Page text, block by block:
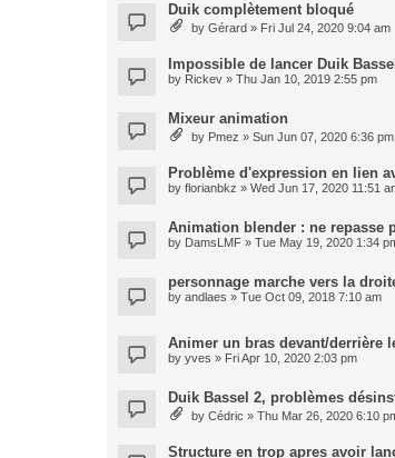
Duik complètement bloqué
by Gérard » Fri Jul 24, 2020 9:04 am
Impossible de lancer Duik Bassel
by Rickev » Thu Jan 10, 2019 2:55 pm
Mixeur animation
by Pmez » Sun Jun 07, 2020 6:36 pm
Problème d'expression en lien
by florianbkz » Wed Jun 17, 2020 11:51
Animation blender : ne repasse
by DamsLMF » Tue May 19, 2020 1:34
personnage marche vers la
by andlaes » Tue Oct 09, 2018 7:10 am
Animer un bras devant/derrière
by yves » Fri Apr 10, 2020 2:03 pm
Duik Bassel 2, problèmes
by Cédric » Thu Mar 26, 2020 6:10
Structure en trop apres avoir